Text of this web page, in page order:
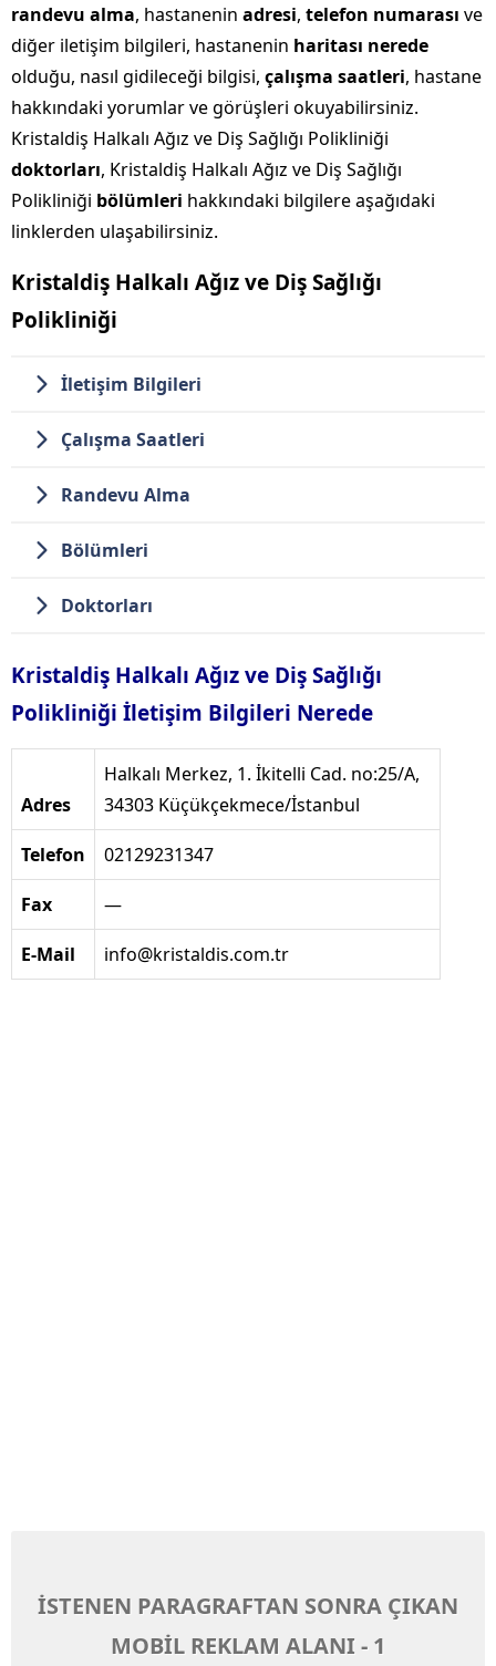
randevu alma, hastanenin adresi, telefon numarası ve
diğer iletişim bilgileri, hastanenin haritası nerede
olduğu, nasıl gidileceği bilgisi, çalışma saatleri, hastane
hakkındaki yorumlar ve görüşleri okuyabilirsiniz.
Kristaldiş Halkalı Ağız ve Diş Sağlığı Polikliniği
doktorları, Kristaldiş Halkalı Ağız ve Diş Sağlığı
Polikliniği bölümleri hakkındaki bilgilere aşağıdaki
linklerden ulaşabilirsiniz.
Kristaldiş Halkalı Ağız ve Diş Sağlığı
Polikliniği
İletişim Bilgileri
Çalışma Saatleri
Randevu Alma
Bölümleri
Doktorları
Kristaldiş Halkalı Ağız ve Diş Sağlığı
Polikliniği İletişim Bilgileri Nerede
Adres
Halkalı Merkez, 1. İkitelli Cad. no:25/A,
34303 Küçükçekmece/İstanbul
Telefon 02129231347
Fax —
E-Mail info@kristaldis.com.tr
İSTENEN PARAGRAFTAN SONRA ÇIKAN
MOBİL REKLAM ALANI - 1